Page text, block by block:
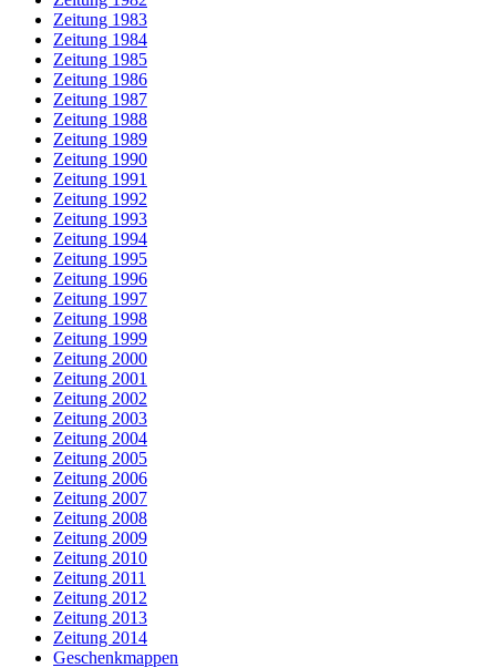
Zeitung 1983
Zeitung 1984
Zeitung 1985
Zeitung 1986
Zeitung 1987
Zeitung 1988
Zeitung 1989
Zeitung 1990
Zeitung 1991
Zeitung 1992
Zeitung 1993
Zeitung 1994
Zeitung 1995
Zeitung 1996
Zeitung 1997
Zeitung 1998
Zeitung 1999
Zeitung 2000
Zeitung 2001
Zeitung 2002
Zeitung 2003
Zeitung 2004
Zeitung 2005
Zeitung 2006
Zeitung 2007
Zeitung 2008
Zeitung 2009
Zeitung 2010
Zeitung 2011
Zeitung 2012
Zeitung 2013
Zeitung 2014
Geschenkmappen